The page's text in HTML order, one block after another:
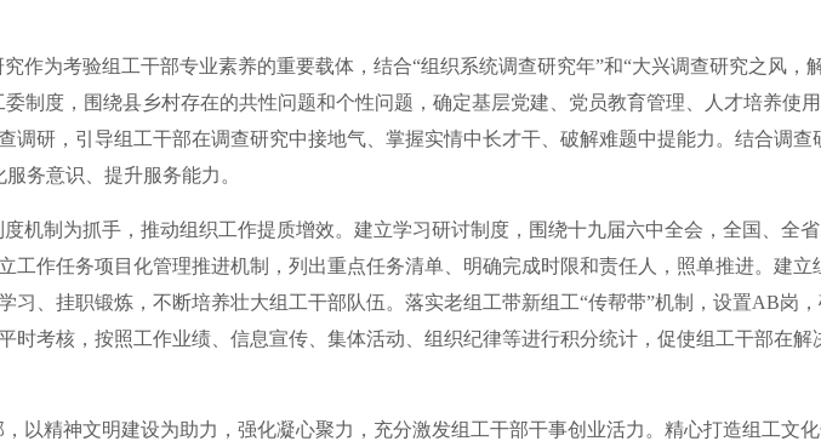
作为考验组工干部专业素养的重要载体，结合“组织系统调查研究年”和“大兴调查研究之风，
制度，围绕县乡村存在的共性问题和个性问题，确定基层党建、党员教育管理、人才培养使
调研，引导组工干部在调查研究中接地气、掌握实情中长才干、破解难题中提能力。结合调查
务意识、提升服务能力。
度机制为抓手，推动组织工作提质增效。建立学习研讨制度，围绕十九届六中全会，全国、全
工作任务项目化管理推进机制，列出重点任务清单、明确完成时限和责任人，照单推进。建立
习、挂职锻炼，不断培养壮大组工干部队伍。落实老组工带新组工“传帮带”机制，设置AB岗
时考核，按照工作业绩、信息宣传、集体活动、组织纪律等进行积分统计，促使组工干部在解
，以精神文明建设为助力，强化凝心聚力，充分激发组工干部干事创业活力。精心打造组工文